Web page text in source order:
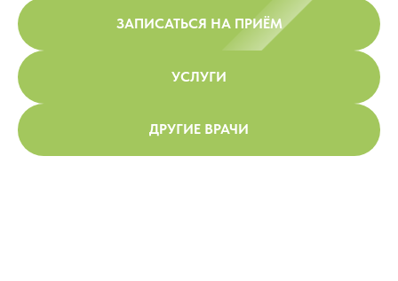
ЗАПИСАТЬСЯ НА ПРИЁМ
УСЛУГИ
ДРУГИЕ ВРАЧИ